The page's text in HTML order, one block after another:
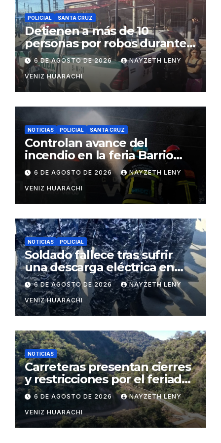
POLICIAL SANTA CRUZ
Detienen a más de 10
personas por robos durante
incendio en Barrio Lindo
6 DE AGOSTO DE 2026 NAYZETH LENY
VENIZ HUARACHI
NOTICIAS POLICIAL SANTA CRUZ
Controlan avance del
incendio en la feria Barrio
Lindo
6 DE AGOSTO DE 2026 NAYZETH LENY
VENIZ HUARACHI
NOTICIAS POLICIAL
Soldado fallece tras sufrir
una descarga eléctrica en
Puerto Pailas
6 DE AGOSTO DE 2026 NAYZETH LENY
VENIZ HUARACHI
NOTICIAS
Carreteras presentan cierres
y restricciones por el feriado
patrio
6 DE AGOSTO DE 2026 NAYZETH LENY
VENIZ HUARACHI